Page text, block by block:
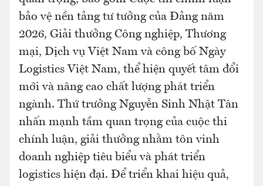
bảo vệ nền tảng tư tưởng của Đảng năm
2026, Giải thưởng Công nghiệp, Thương
mại, Dịch vụ Việt Nam và công bố Ngày
Logistics Việt Nam, thể hiện quyết tâm đổi
mới và nâng cao chất lượng phát triển
ngành. Thứ trưởng Nguyễn Sinh Nhật Tân
nhấn mạnh tầm quan trọng của cuộc thi
chính luận, giải thưởng nhằm tôn vinh
doanh nghiệp tiêu biểu và phát triển
logistics hiện đại. Để triển khai hiệu quả,